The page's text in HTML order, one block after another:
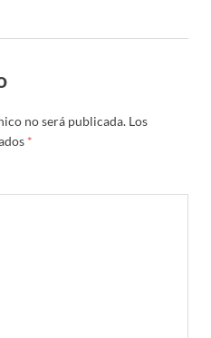
no será publicada. Los
*